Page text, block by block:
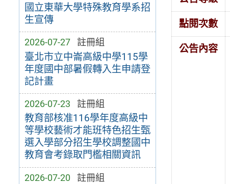
國立東華大學特殊教育學系招
生宣傳
2026-07-27 註冊組
臺北市立中崙高級中學115學
年度國中部暑假轉入生申請登
記計畫
2026-07-23 註冊組
教育部核准116學年度高級中
等學校藝術才能班特色招生甄
選入學部分招生學校調整國中
教育會考錄取門檻相關資訊
2026-07-20 註冊組
點閱次數
公告內容